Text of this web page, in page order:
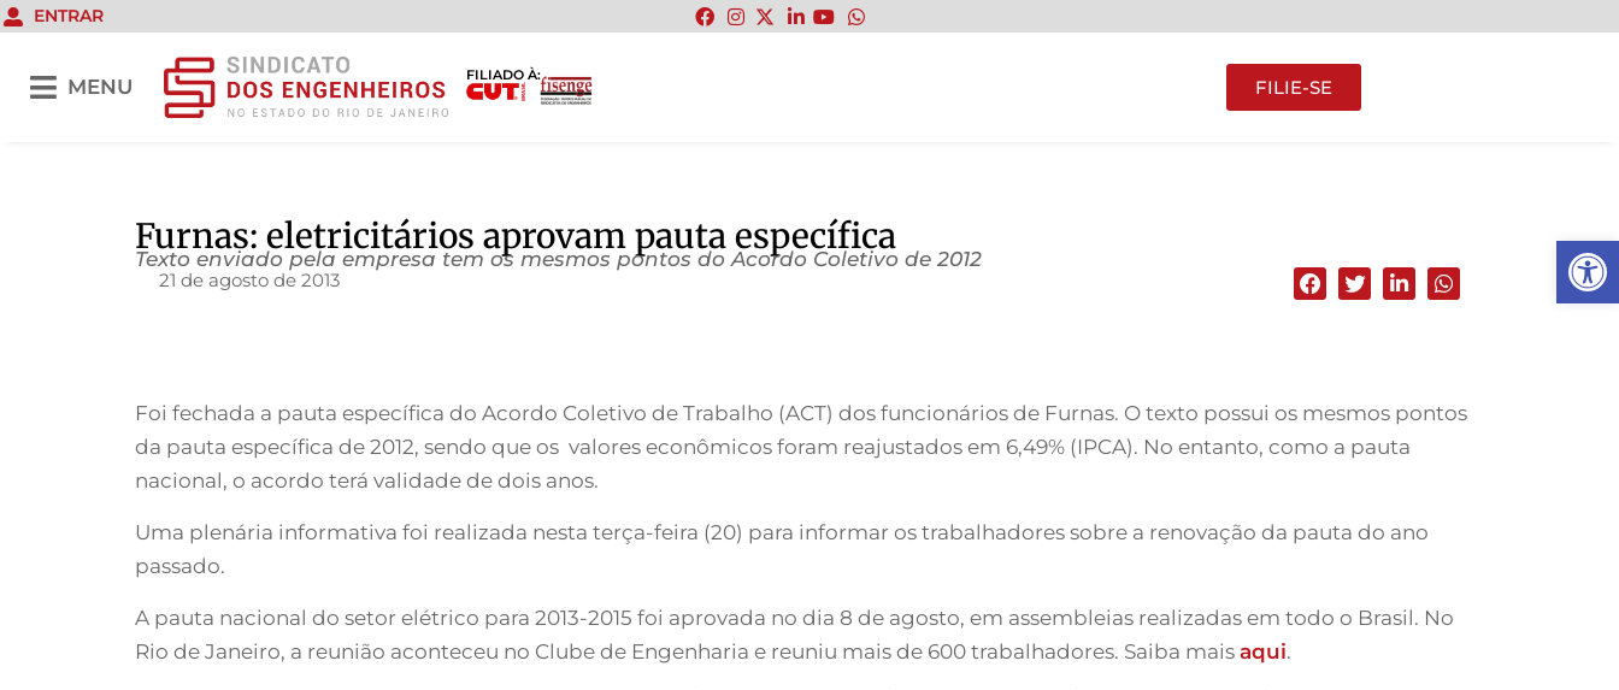
Abrir
ENTRAR
MENU
FILIADO À:
FILIE-SE
Furnas: eletricitários aprovam pauta específica
Texto enviado pela empresa tem os mesmos pontos do Acordo Coletivo de 2012
21 de agosto de 2013
Foi fechada a pauta específica do Acordo Coletivo de Trabalho (ACT) dos funcionários de Furnas. O texto possui os mesmos pontos
da pauta específica de 2012, sendo que os valores econômicos foram reajustados em 6,49% (IPCA). No entanto, como a pauta
nacional, o acordo terá validade de dois anos.
Uma plenária informativa foi realizada nesta terça-feira (20) para informar os trabalhadores sobre a renovação da pauta do ano
passado.
A pauta nacional do setor elétrico para 2013-2015 foi aprovada no dia 8 de agosto, em assembleias realizadas em todo o Brasil. No
Rio de Janeiro, a reunião aconteceu no Clube de Engenharia e reuniu mais de 600 trabalhadores. Saiba mais aqui.